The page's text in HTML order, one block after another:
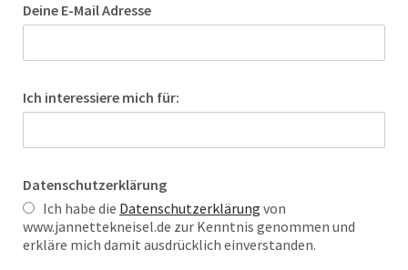
Deine E-Mail Adresse
Ich interessiere mich für:
Datenschutzerklärung
Ich habe die Datenschutzerklärung von
www.jannettekneisel.de zur Kenntnis genommen und
erkläre mich damit ausdrücklich einverstanden.